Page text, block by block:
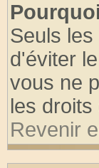
Seuls
d'éviter
vous ne
les
Revenir